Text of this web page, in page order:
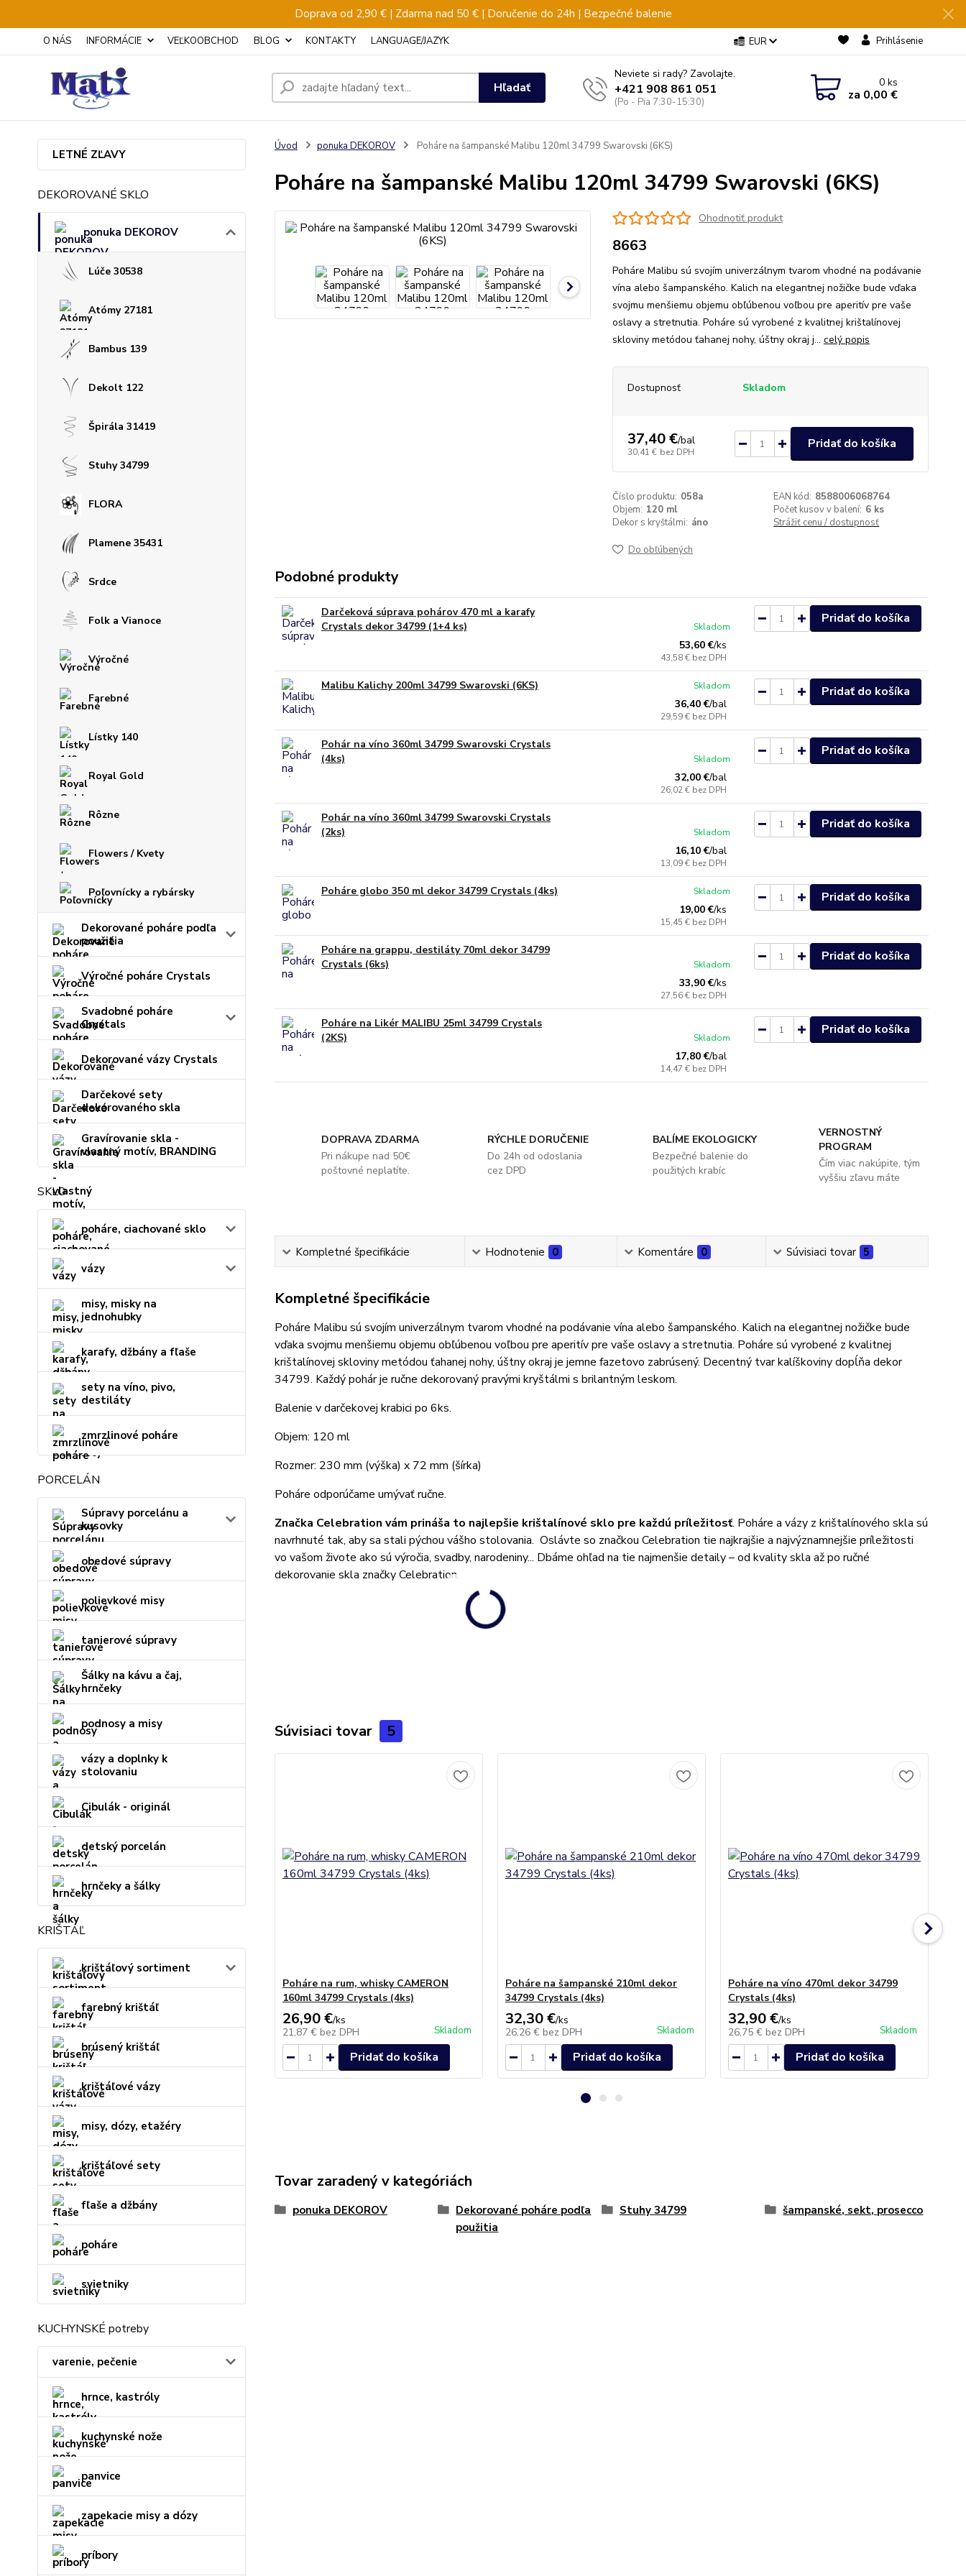
Doprava od 2,90 € | Zdarma nad 50 € | Doručenie do 24h | Bezpečné balenie
O NÁS INFORMÁCIE VEĽKOOBCHOD BLOG KONTAKTY LANGUAGE/JAZYK EUR Prihlásenie
Hľadať
Neviete si rady? Zavolajte.
+421 908 861 051
(Po - Pia 7:30-15:30)
0ks
za 0,00 €
LETNÉ ZĽAVY
DEKOROVANÉ SKLO
ponuka DEKOROV
Lúče 30538
Atómy 27181
Bambus 139
Dekolt 122
Špirála 31419
Stuhy 34799
FLORA
Plamene 35431
Srdce
Folk a Vianoce
Výročné
Farebné
Lístky 140
Royal Gold
Rôzne
Flowers / Kvety
Poľovnícky a rybársky
Dekorované poháre podľa
použitia
Výročné poháre Crystals
Svadobné poháre
Crystals
Dekorované vázy Crystals
Darčekové sety
dekorovaného skla
Gravírovanie skla -
vlastný motív, BRANDING
SKLO
poháre, ciachované sklo
vázy
misy, misky na
jednohubky
karafy, džbány a fľaše
sety na víno, pivo,
destiláty
zmrzlinové poháre
PORCELÁN
Súpravy porcelánu a
kusovky
obedové súpravy
polievkové misy
tanierové súpravy
Šálky na kávu a čaj,
hrnčeky
podnosy a misy
vázy a doplnky k
stolovaniu
Cibulák - originál
detský porcelán
hrnčeky a šálky
KRIŠTÁĽ
krištáľový sortiment
farebný krištáľ
brúsený krištáľ
krištáľové vázy
misy, dózy, etažéry
krištáľové sety
fľaše a džbány
poháre
svietniky
KUCHYNSKÉ potreby
varenie, pečenie
hrnce, kastróly
kuchynské nože
panvice
zapekacie misy a dózy
príbory
Úvod ponuka DEKOROV Poháre na šampanské Malibu 120ml 34799 Swarovski (6KS)
Poháre na šampanské Malibu 120ml 34799 Swarovski (6KS)
Ohodnotiť produkt
8663
Poháre Malibu sú svojím univerzálnym tvarom vhodné na podávanie
vína alebo šampanského. Kalich na elegantnej nožičke bude vďaka
svojmu menšiemu objemu obľúbenou voľbou pre aperitív pre vaše
oslavy a stretnutia. Poháre sú vyrobené z kvalitnej krištalínovej
skloviny metódou ťahanej nohy, úštny okraj j... celý popis
Dostupnosť Skladom
37,40 €/bal
30,41 € bez DPH
Pridať do košíka
Číslo produktu: 058a EAN kód: 8588006068764
Objem: 120 ml Počet kusov v balení: 6 ks
Dekor s kryštálmi: áno Strážiť cenu / dostupnosť
Do obľúbených
Podobné produkty
Darčeková súprava pohárov 470 ml a karafy
Crystals dekor 34799 (1+4 ks)
53,60 €/ks
43,58 € bez DPH
Skladom
Pridať do košíka
Malibu Kalichy 200ml 34799 Swarovski (6KS)
36,40 €/bal
29,59 € bez DPH
Skladom Pridať do košíka
Pohár na víno 360ml 34799 Swarovski Crystals
(4ks)
32,00 €/bal
26,02 € bez DPH
Skladom
Pridať do košíka
Pohár na víno 360ml 34799 Swarovski Crystals
(2ks)
16,10 €/bal
13,09 € bez DPH
Skladom
Pridať do košíka
Poháre globo 350 ml dekor 34799 Crystals (4ks)
19,00 €/ks
15,45 € bez DPH
Skladom Pridať do košíka
Poháre na grappu, destiláty 70ml dekor 34799
Crystals (6ks)
33,90 €/ks
27,56 € bez DPH
Skladom
Pridať do košíka
Poháre na Likér MALIBU 25ml 34799 Crystals
(2KS)
17,80 €/bal
14,47 € bez DPH
Skladom
Pridať do košíka
DOPRAVA ZDARMA
Pri nákupe nad 50€
poštovné neplatíte.
RÝCHLE DORUČENIE
Do 24h od odoslania
cez DPD
BALÍME EKOLOGICKY
Bezpečné balenie do
použitých krabíc
VERNOSTNÝ
PROGRAM
Čím viac nakúpite, tým
vyššiu zľavu máte
Kompletné špecifikácie Hodnotenie 0 Komentáre 0 Súvisiaci tovar 5
Kompletné špecifikácie
Poháre Malibu sú svojím univerzálnym tvarom vhodné na podávanie vína alebo šampanského. Kalich na elegantnej nožičke bude
vďaka svojmu menšiemu objemu obľúbenou voľbou pre aperitív pre vaše oslavy a stretnutia. Poháre sú vyrobené z kvalitnej
krištalínovej skloviny metódou ťahanej nohy, úštny okraj je jemne fazetovo zabrúsený. Decentný tvar kalíškoviny dopĺňa dekor
34799. Každý pohár je ručne dekorovaný pravými kryštálmi s brilantným leskom.
Balenie v darčekovej krabici po 6ks.
Objem: 120 ml
Rozmer: 230 mm (výška) x 72 mm (šírka)
Poháre odporúčame umývať ručne.
Značka Celebration vám prináša to najlepšie krištalínové sklo pre každú príležitosť. Poháre a vázy z krištalínového skla sú
navrhnuté tak, aby sa stali pýchou vášho stolovania. Oslávte so značkou Celebration tie najkrajšie a najvýznamnejšie príležitosti
vo vašom živote ako sú výročia, svadby, narodeniny... Dbáme ohľad na tie najmenšie detaily – od kvality skla až po ručné
dekorovanie skla značky Celebration.
Súvisiaci tovar 5
Poháre na rum, whisky CAMERON
160ml 34799 Crystals (4ks)
26,90 €/ks
21,87 € bez DPH Skladom
Pridať do košíka
Poháre na šampanské 210ml dekor
34799 Crystals (4ks)
32,30 €/ks
26,26 € bez DPH Skladom
Pridať do košíka
Poháre na víno 470ml dekor 34799
Crystals (4ks)
32,90 €/ks
26,75 € bez DPH Skladom
Pridať do košíka
Tovar zaradený v kategóriách
ponuka DEKOROV
Dekorované poháre podľa
použitia
Stuhy 34799 šampanské, sekt, prosecco